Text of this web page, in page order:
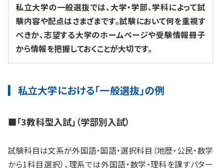
私立大学の一般選抜では、大学・学部、学科によって試
験内容や配点はさまざまです。試験において何を重視す
べきか、志望する大学のホームページや受験情報冊子
から情報を把握しておくことが大切です。
私立大学における「一般選抜」の例
■「3教科型入試」（学部別入試）
試験科目は文系が外国語・国語・選択科目（地歴・公民・数学
から1科目選択）、理系では外国語・数学・理科を課すパター